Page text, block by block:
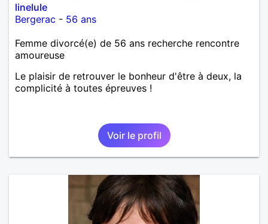
linelule
Bergerac - 56 ans
Femme divorcé(e) de 56 ans recherche rencontre
amoureuse
Le plaisir de retrouver le bonheur d'être à deux, la
complicité à toutes épreuves !
Voir le profil